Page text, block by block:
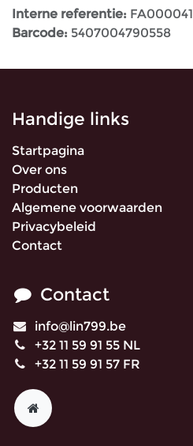
Interne referentie: FA000041
Barcode: 5407004790558
Handige links
Startpagina
Over ons
Producten
Algemene voorwaarden
Privacybeleid
Contact
Contact
info@lin799.be
+32 11 59 91 55 NL
+32 11 59 91 57 FR